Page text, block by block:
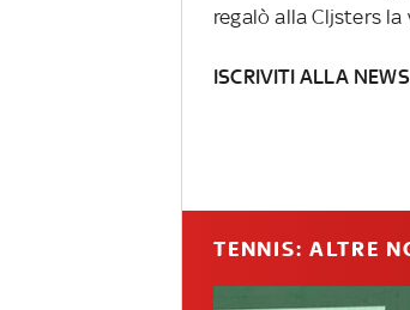
regalò alla Cljsters la
ISCRIVITI ALLA
TENNIS: ALTRE